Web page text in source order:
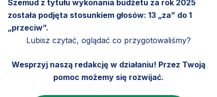
Szemud z tytułu wykonania budżetu za rok 2025
została podjęta stosunkiem głosów: 13 „za” do 1
„przeciw”.
Lubisz czytać, oglądać co przygotowaliśmy?
Wesprzyj naszą redakcję w działaniu! Przez Twoją
pomoc możemy się rozwijać.